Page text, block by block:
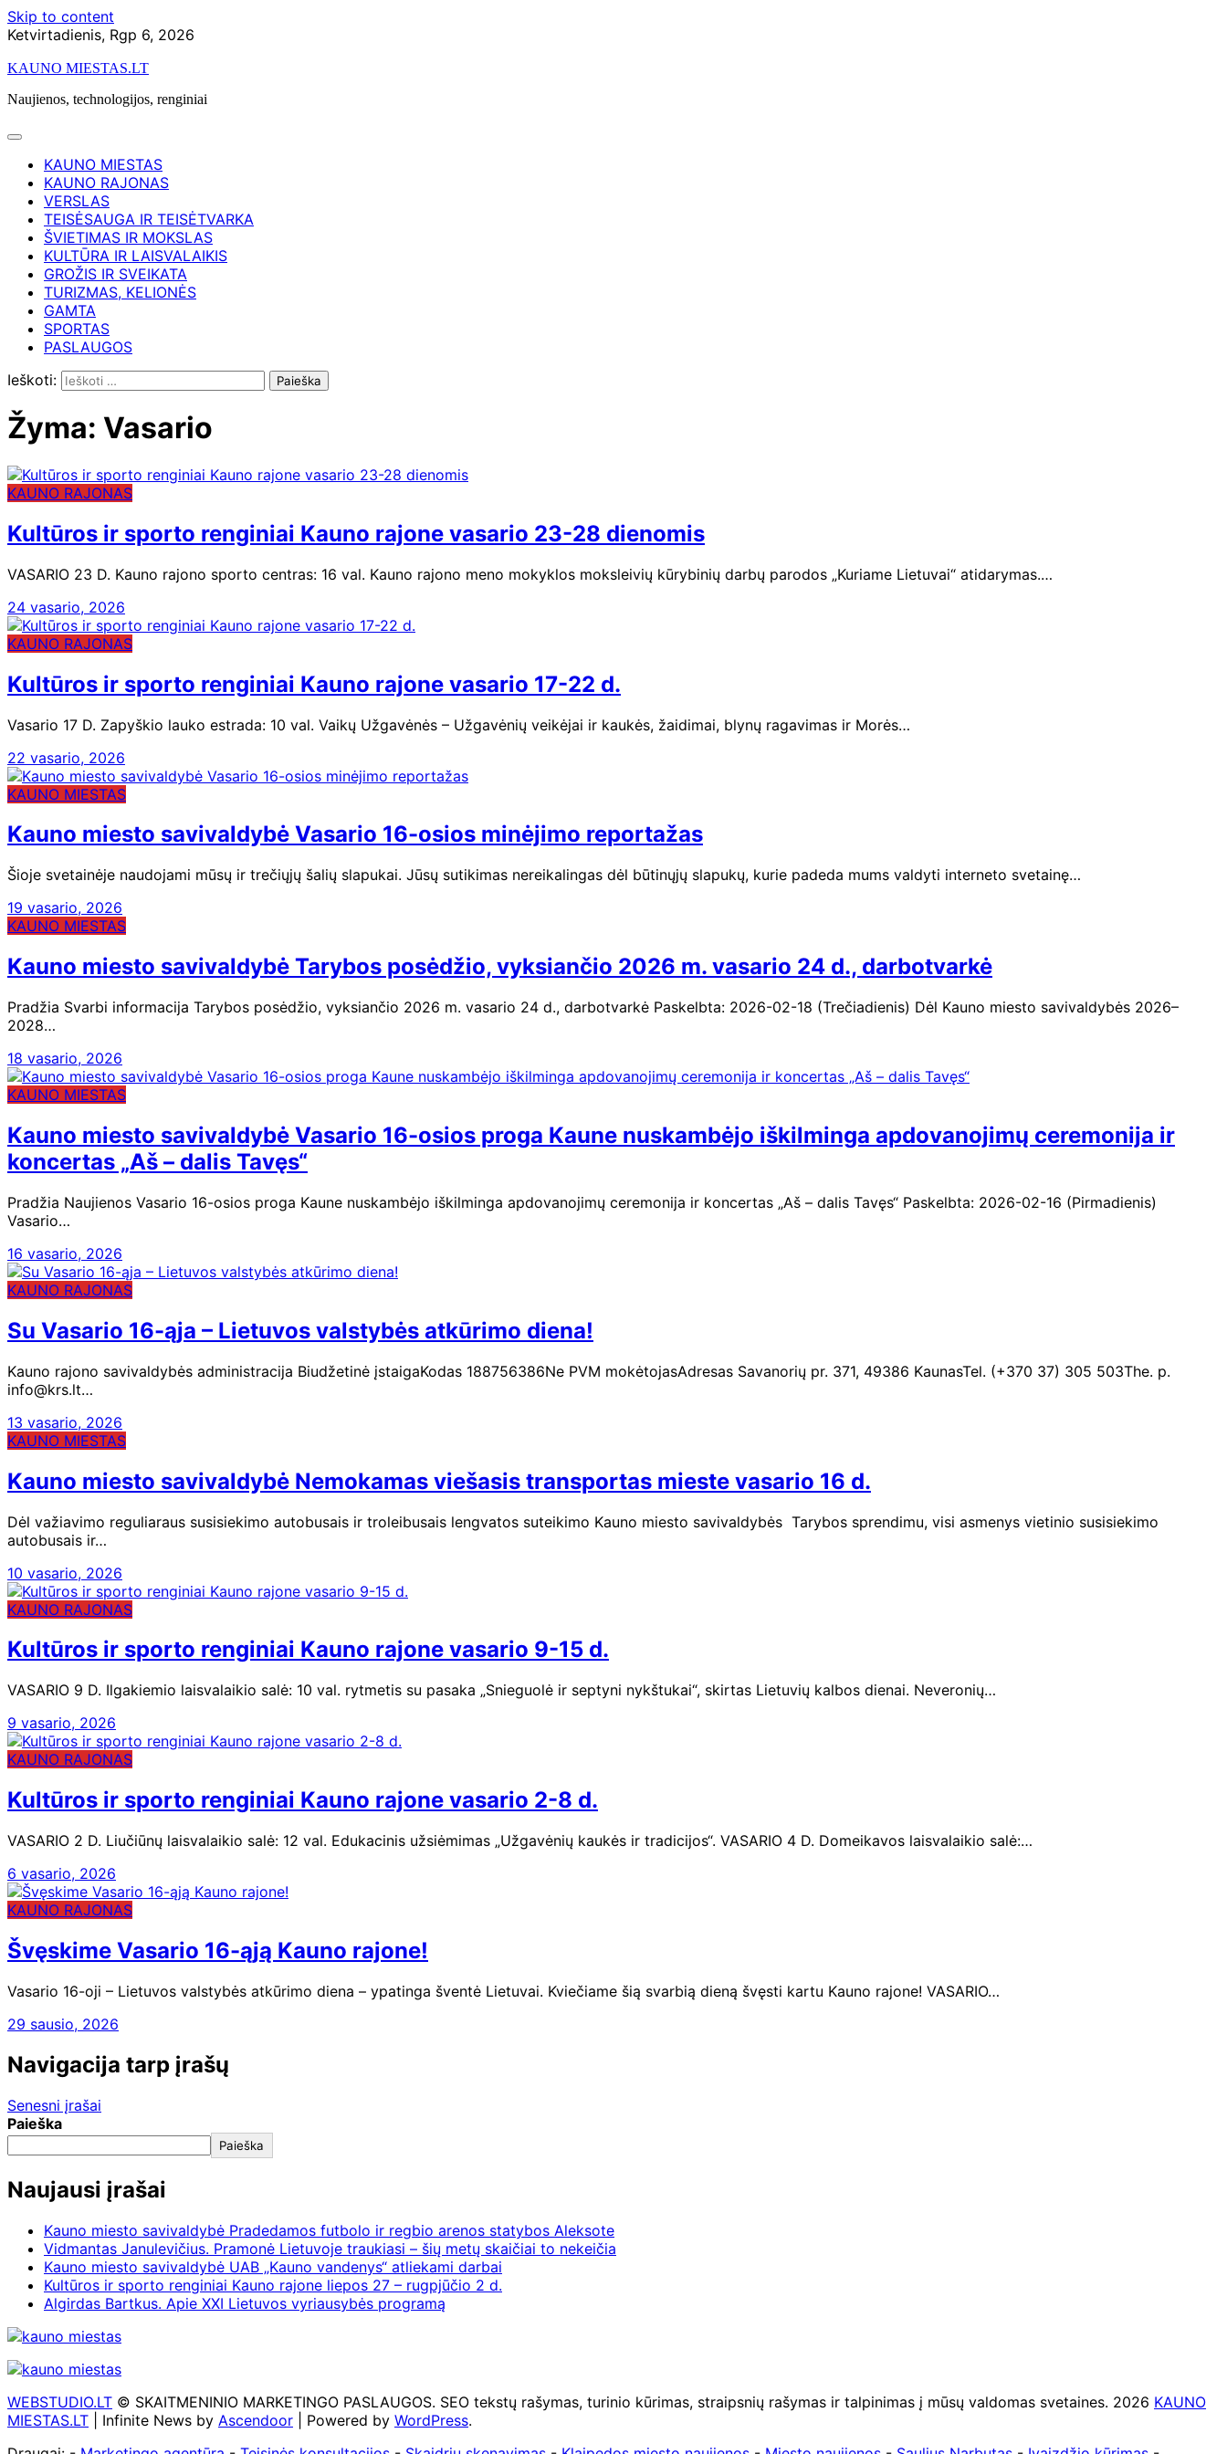
Skip to content
Ketvirtadienis, Rgp 6, 2026
KAUNO MIESTAS.LT
Naujienos, technologijos, renginiai
KAUNO MIESTAS
KAUNO RAJONAS
VERSLAS
TEISĖSAUGA IR TEISĖTVARKA
ŠVIETIMAS IR MOKSLAS
KULTŪRA IR LAISVALAIKIS
GROŽIS IR SVEIKATA
TURIZMAS, KELIONĖS
GAMTA
SPORTAS
PASLAUGOS
Ieškoti:
Žyma: Vasario
KAUNO RAJONAS
Kultūros ir sporto renginiai Kauno rajone vasario 23-28 dienomis
VASARIO 23 D. Kauno rajono sporto centras: 16 val. Kauno rajono meno mokyklos moksleivių kūrybinių darbų parodos „Kuriame Lietuvai“ atidarymas.…
24 vasario, 2026
KAUNO RAJONAS
Kultūros ir sporto renginiai Kauno rajone vasario 17-22 d.
Vasario 17 D. Zapyškio lauko estrada: 10 val. Vaikų Užgavėnės – Užgavėnių veikėjai ir kaukės, žaidimai, blynų ragavimas ir Morės…
22 vasario, 2026
KAUNO MIESTAS
Kauno miesto savivaldybė Vasario 16-osios minėjimo reportažas
Šioje svetainėje naudojami mūsų ir trečiųjų šalių slapukai. Jūsų sutikimas nereikalingas dėl būtinųjų slapukų, kurie padeda mums valdyti interneto svetainę…
19 vasario, 2026
KAUNO MIESTAS
Kauno miesto savivaldybė Tarybos posėdžio, vyksiančio 2026 m. vasario 24 d., darbotvarkė
Pradžia Svarbi informacija Tarybos posėdžio, vyksiančio 2026 m. vasario 24 d., darbotvarkė Paskelbta: 2026-02-18 (Trečiadienis) Dėl Kauno miesto savivaldybės 2026–
2028…
18 vasario, 2026
KAUNO MIESTAS
Kauno miesto savivaldybė Vasario 16-osios proga Kaune nuskambėjo iškilminga apdovanojimų ceremonija ir
koncertas „Aš – dalis Tavęs“
Pradžia Naujienos Vasario 16-osios proga Kaune nuskambėjo iškilminga apdovanojimų ceremonija ir koncertas „Aš – dalis Tavęs“ Paskelbta: 2026-02-16 (Pirmadienis)
Vasario…
16 vasario, 2026
KAUNO RAJONAS
Su Vasario 16-ąja – Lietuvos valstybės atkūrimo diena!
Kauno rajono savivaldybės administracija Biudžetinė įstaigaKodas 188756386Ne PVM mokėtojasAdresas Savanorių pr. 371, 49386 KaunasTel. (+370 37) 305 503The. p.
info@krs.lt…
13 vasario, 2026
KAUNO MIESTAS
Kauno miesto savivaldybė Nemokamas viešasis transportas mieste vasario 16 d.
Dėl važiavimo reguliaraus susisiekimo autobusais ir troleibusais lengvatos suteikimo Kauno miesto savivaldybės Tarybos sprendimu, visi asmenys vietinio susisiekimo
autobusais ir…
10 vasario, 2026
KAUNO RAJONAS
Kultūros ir sporto renginiai Kauno rajone vasario 9-15 d.
VASARIO 9 D. Ilgakiemio laisvalaikio salė: 10 val. rytmetis su pasaka „Snieguolė ir septyni nykštukai“, skirtas Lietuvių kalbos dienai. Neveronių…
9 vasario, 2026
KAUNO RAJONAS
Kultūros ir sporto renginiai Kauno rajone vasario 2-8 d.
VASARIO 2 D. Liučiūnų laisvalaikio salė: 12 val. Edukacinis užsiėmimas „Užgavėnių kaukės ir tradicijos“. VASARIO 4 D. Domeikavos laisvalaikio salė:…
6 vasario, 2026
KAUNO RAJONAS
Švęskime Vasario 16-ąją Kauno rajone!
Vasario 16-oji – Lietuvos valstybės atkūrimo diena – ypatinga šventė Lietuvai. Kviečiame šią svarbią dieną švęsti kartu Kauno rajone! VASARIO…
29 sausio, 2026
Navigacija tarp įrašų
Senesni įrašai
Paieška
Paieška
Naujausi įrašai
Kauno miesto savivaldybė Pradedamos futbolo ir regbio arenos statybos Aleksote
Vidmantas Janulevičius. Pramonė Lietuvoje traukiasi – šių metų skaičiai to nekeičia
Kauno miesto savivaldybė UAB „Kauno vandenys“ atliekami darbai
Kultūros ir sporto renginiai Kauno rajone liepos 27 – rugpjūčio 2 d.
Algirdas Bartkus. Apie XXI Lietuvos vyriausybės programą
WEBSTUDIO.LT © SKAITMENINIO MARKETINGO PASLAUGOS. SEO tekstų rašymas, turinio kūrimas, straipsnių rašymas ir talpinimas į mūsų valdomas svetaines. 2026 KAUNO
MIESTAS.LT | Infinite News by Ascendoor | Powered by WordPress.